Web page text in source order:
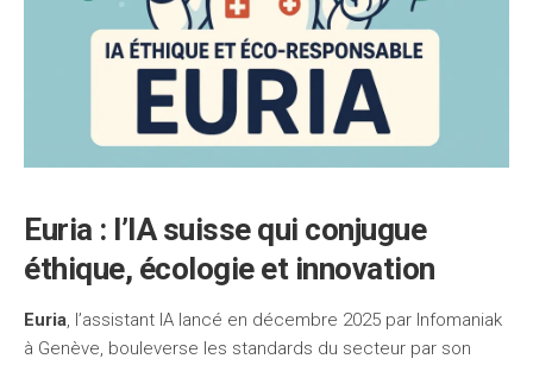
Euria : l’IA suisse qui conjugue
éthique, écologie et innovation
Euria, l’assistant IA lancé en décembre 2025 par Infomaniak
à Genève, bouleverse les standards du secteur par son